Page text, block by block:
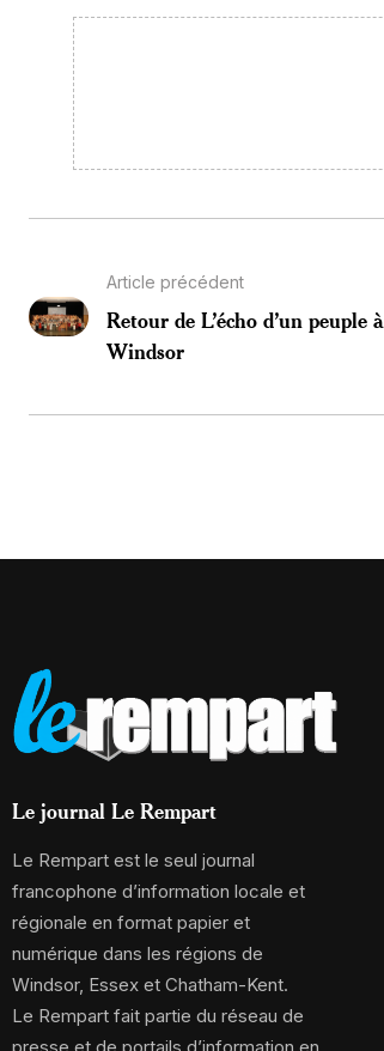
Article précédent
Retour de L’écho d’un peuple à
Windsor
Le journal Le Rempart
Le Rempart est le seul journal
francophone d’information locale et
régionale en format papier et
numérique dans les régions de
Windsor, Essex et Chatham-Kent.
Le Rempart fait partie du réseau de
presse et de portails d’information en